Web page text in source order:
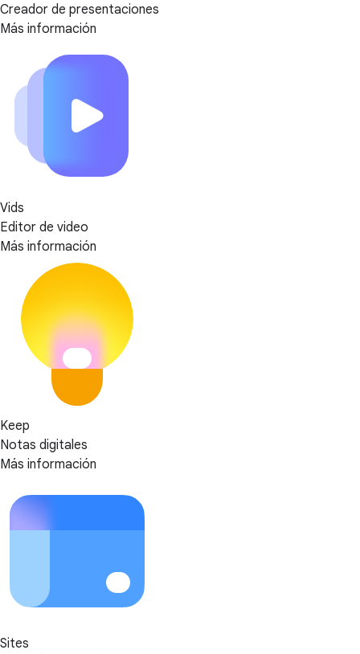
Creador de presentaciones
Más información
Vids
Editor de video
Más información
Keep
Notas digitales
Más información
Sites